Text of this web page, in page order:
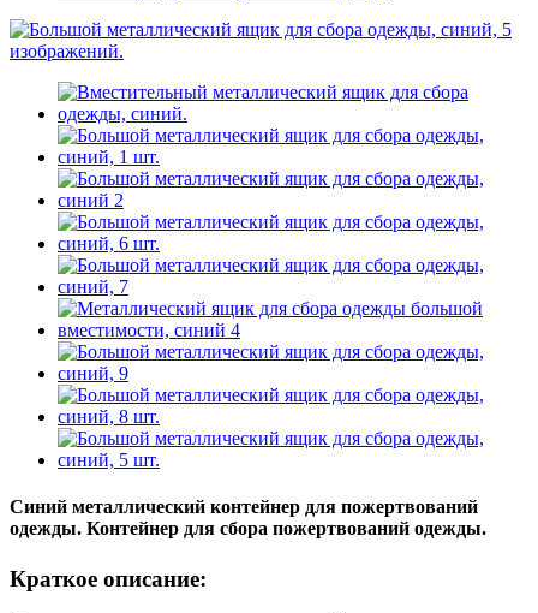
Синий металлический контейнер для пожертвований
одежды. Контейнер для сбора пожертвований одежды.
Краткое описание: